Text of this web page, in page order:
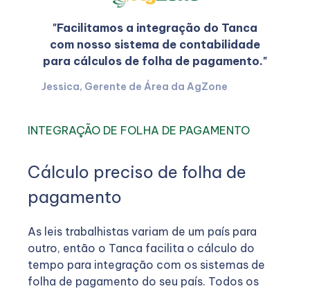
"Facilitamos a integração do Tanca
com nosso sistema de contabilidade
para cálculos de folha de pagamento."
Jessica, Gerente de Área da AgZone
INTEGRAÇÃO DE FOLHA DE PAGAMENTO
Cálculo preciso de folha de
pagamento
As leis trabalhistas variam de um país para
outro, então o Tanca facilita o cálculo do
tempo para integração com os sistemas de
folha de pagamento do seu país. Todos os